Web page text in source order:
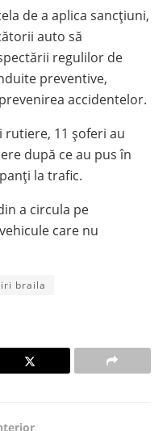
de a aplica sancțiuni,
auto să
regulilor de
preventive,
accidentelor.
11 șoferi au
după ce au pus în
la trafic.
a circula pe
care nu
braila